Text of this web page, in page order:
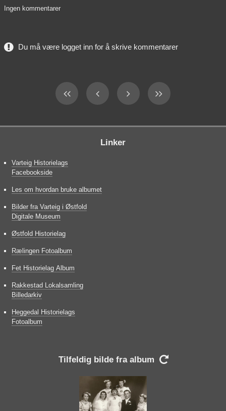
Ingen kommentarer
Du må være logget inn for å skrive kommentarer
Linker
Varteig Historielags
Facebookside
Les om hvordan bruke albumet
Bilder fra Varteig i Østfold
Digitale Museum
Østfold Historielag
Rælingen Fotoalbum
Fet Historielag Album
Rakkestad Lokalsamling
Billedarkiv
Heggedal Historielags
Fotoalbum
Tilfeldig bilde fra album 